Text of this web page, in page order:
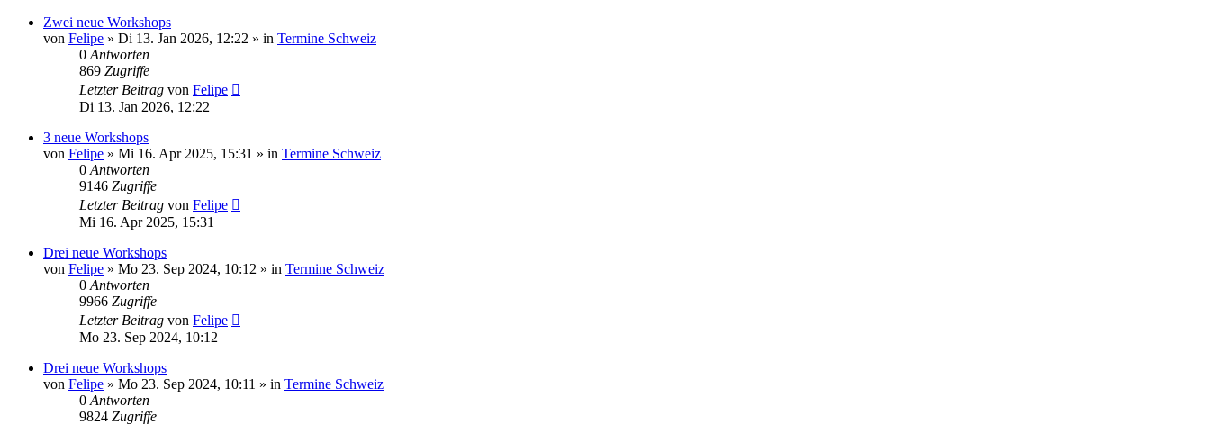
Zwei neue Workshops
von Felipe » Di 13. Jan 2026, 12:22 » in Termine Schweiz
0 Antworten
869 Zugriffe
Letzter Beitrag von Felipe
Di 13. Jan 2026, 12:22
3 neue Workshops
von Felipe » Mi 16. Apr 2025, 15:31 » in Termine Schweiz
0 Antworten
9146 Zugriffe
Letzter Beitrag von Felipe
Mi 16. Apr 2025, 15:31
Drei neue Workshops
von Felipe » Mo 23. Sep 2024, 10:12 » in Termine Schweiz
0 Antworten
9966 Zugriffe
Letzter Beitrag von Felipe
Mo 23. Sep 2024, 10:12
Drei neue Workshops
von Felipe » Mo 23. Sep 2024, 10:11 » in Termine Schweiz
0 Antworten
9824 Zugriffe